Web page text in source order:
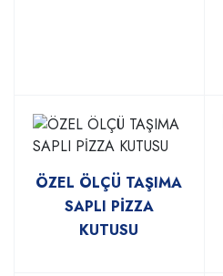
ÖZEL ÖLÇÜ TAŞIMA
SAPLI PİZZA
KUTUSU